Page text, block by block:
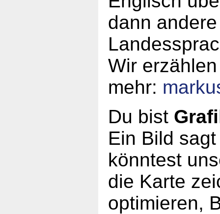
dann
Wir
mehr:
Du bist
Ein Bild
könntest
die Karte
optimieren,